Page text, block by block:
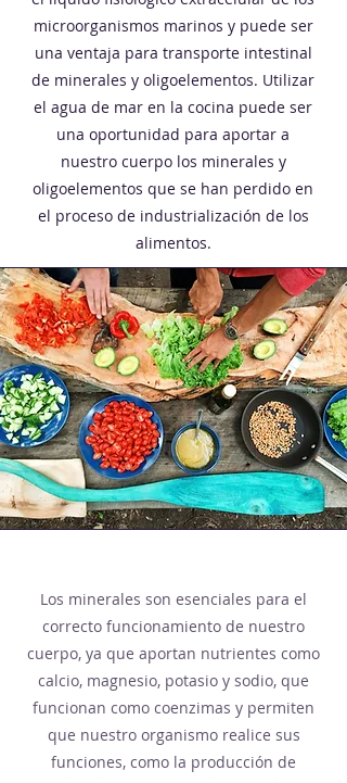
microorganismos marinos y puede ser
una ventaja para transporte intestinal
de minerales y oligoelementos. Utilizar
el agua de mar en la cocina puede ser
una oportunidad para aportar a
nuestro cuerpo los minerales y
oligoelementos que se han perdido en
el proceso de industrialización de los
alimentos.
Los minerales son esenciales para el
correcto funcionamiento de nuestro
cuerpo, ya que aportan nutrientes como
calcio, magnesio, potasio y sodio, que
funcionan como coenzimas y permiten
que nuestro organismo realice sus
funciones, como la producción de